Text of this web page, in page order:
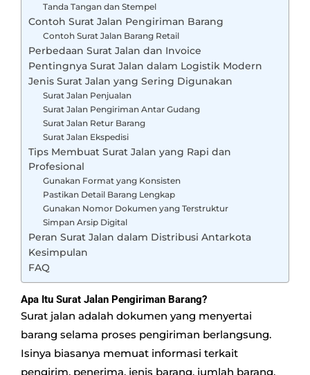
Tanda Tangan dan Stempel
Contoh Surat Jalan Pengiriman Barang
Contoh Surat Jalan Barang Retail
Perbedaan Surat Jalan dan Invoice
Pentingnya Surat Jalan dalam Logistik Modern
Jenis Surat Jalan yang Sering Digunakan
Surat Jalan Penjualan
Surat Jalan Pengiriman Antar Gudang
Surat Jalan Retur Barang
Surat Jalan Ekspedisi
Tips Membuat Surat Jalan yang Rapi dan
Profesional
Gunakan Format yang Konsisten
Pastikan Detail Barang Lengkap
Gunakan Nomor Dokumen yang Terstruktur
Simpan Arsip Digital
Peran Surat Jalan dalam Distribusi Antarkota
Kesimpulan
FAQ
Apa Itu Surat Jalan Pengiriman Barang?
Surat jalan adalah dokumen yang menyertai
barang selama proses pengiriman berlangsung.
Isinya biasanya memuat informasi terkait
pengirim, penerima, jenis barang, jumlah barang,